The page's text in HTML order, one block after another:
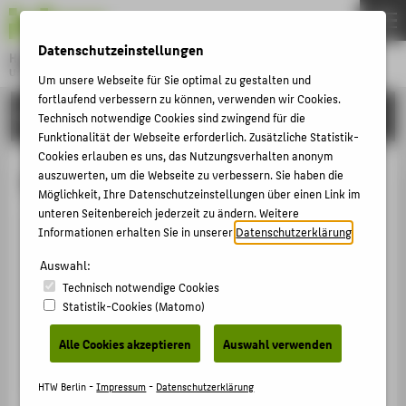
Hochschule für Technik und Wirtschaft Berlin
University of Applied Sciences
Menu
HOCHSCHULE
Shirley Mc Leod
+49 30 5019-2403
Shirley.McLeod@HTW-Berlin.de
Campus Treskowallee
TA Gebäude B , 109
Treskowallee 8
10318Berlin
THEMEN
HOCHSCHULE
CAMPUS
STUDIUM
LEHRE
KARRIERE
INTERNATIONAL
INFORMATIONEN FÜR
Datenschutzeinstellungen
Um unsere Webseite für Sie optimal zu gestalten und
fortlaufend verbessern zu können, verwenden wir Cookies.
Technisch notwendige Cookies sind zwingend für die
Funktionalität der Webseite erforderlich. Zusätzliche Statistik-
Cookies erlauben es uns, das Nutzungsverhalten anonym
auszuwerten, um die Webseite zu verbessern. Sie haben die
Möglichkeit, Ihre Datenschutzeinstellungen über einen Link im
unteren Seitenbereich jederzeit zu ändern. Weitere
Informationen erhalten Sie in unsererDatenschutzerklärung
Auswahl:
Technisch notwendige Cookies
Statistik-Cookies (Matomo)
Alle Cookies akzeptieren Auswahl verwenden
HTW Berlin -Impressum- Datenschutzerklärung